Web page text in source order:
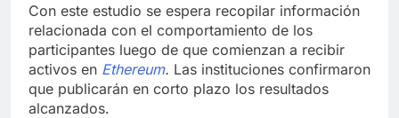
Con este estudio se espera recopilar información
relacionada con el comportamiento de los
participantes luego de que comienzan a recibir
activos en Ethereum. Las instituciones confirmaron
que publicarán en corto plazo los resultados
alcanzados.